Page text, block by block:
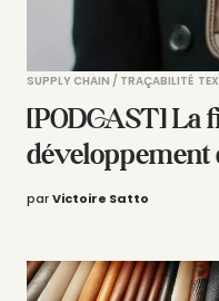
SUPPLY CHAIN / TRAÇABILITÉ
[PODCAST] La
développement
parVictoire Satto